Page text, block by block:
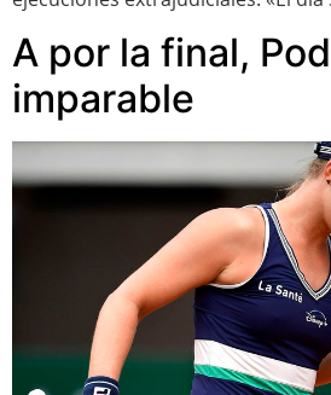
A por la final,
imparable